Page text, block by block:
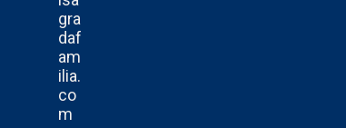
gra
daf
am
ilia.
co
m